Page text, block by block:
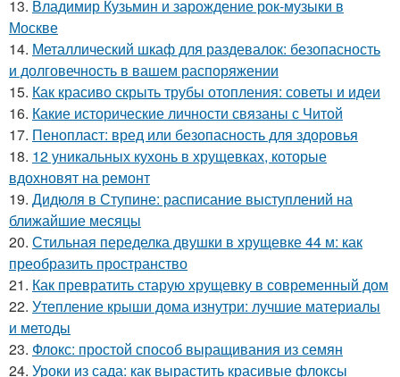
13. Владимир Кузьмин и зарождение рок-музыки в
Москве
14. Металлический шкаф для раздевалок: безопасность
и долговечность в вашем распоряжении
15. Как красиво скрыть трубы отопления: советы и идеи
16. Какие исторические личности связаны с Читой
17. Пенопласт: вред или безопасность для здоровья
18. 12 уникальных кухонь в хрущевках, которые
вдохновят на ремонт
19. Дидюля в Ступине: расписание выступлений на
ближайшие месяцы
20. Стильная переделка двушки в хрущевке 44 м: как
преобразить пространство
21. Как превратить старую хрущевку в современный дом
22. Утепление крыши дома изнутри: лучшие материалы
и методы
23. Флокс: простой способ выращивания из семян
24. Уроки из сада: как вырастить красивые флоксы